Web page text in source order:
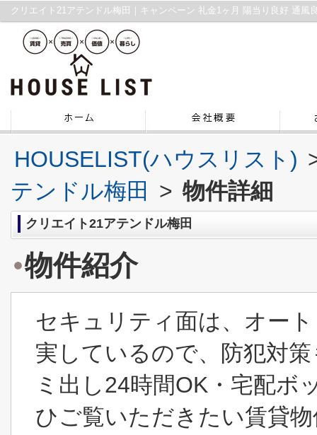
HOUSELIST(ハウスリスト)
テンドル梅田
> 物件詳細
クリエイト21アテンドル梅田
物件紹介
セキュリティ面は、オー
実しているので、防犯対
ミ出し24時間OK・宅配ボ
ひご覧いただきたい賃貸